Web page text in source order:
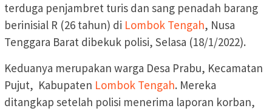
terduga penjambret turis dan sang penadah barang
berinisial R (26 tahun) di Lombok Tengah, Nusa
Tenggara Barat dibekuk polisi, Selasa (18/1/2022).
Keduanya merupakan warga Desa Prabu, Kecamatan
Pujut, Kabupaten Lombok Tengah. Mereka
ditangkap setelah polisi menerima laporan korban,